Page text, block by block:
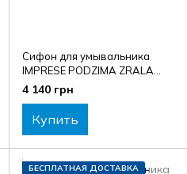
Сифон для умывальника
IMPRESE PODZIMA ZRALA
ZMK021708600
4 140 грн
Купить
БЕСПЛАТНАЯ ДОСТАВКА